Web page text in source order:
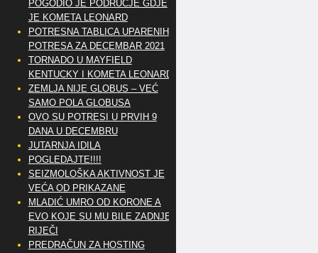
POGODIO JE PODRUČJE GDJE
JE KOMETA LEONARD
POTRESNA TABLICA UPARENIH
POTRESA ZA DECEMBAR 2021
TORNADO U MAYFIELD
KENTUCKY I KOMETA LEONARD
ZEMLJA NIJE GLOBUS – VEĆ
SAMO POLA GLOBUSA
OVO SU POTRESI U PRVIH 9
DANA U DECEMBRU
JUTARNJA IDILA
POGLEDAJTE!!!!
SEIZMOLOŠKA AKTIVNOST JE
VEĆA OD PRIKAZANE
MLADIĆ UMRO OD KORONE A
EVO KOJE SU MU BILE ZADNJE
RIJEČI
PREDRAČUN ZA HOSTING